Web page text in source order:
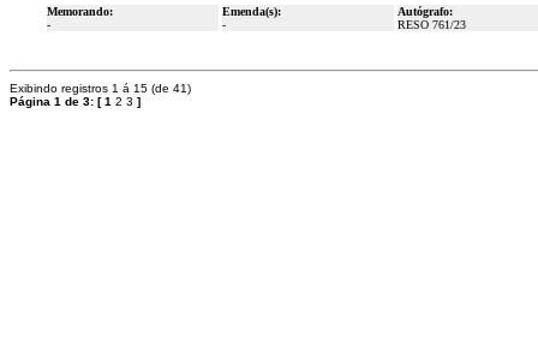
Memorando:
-
Emenda(s):
-
Autógrafo:
RESO 761/23
Exibindo registros 1 á 15 (de 41)
Página 1 de 3: [1 2 3 ]